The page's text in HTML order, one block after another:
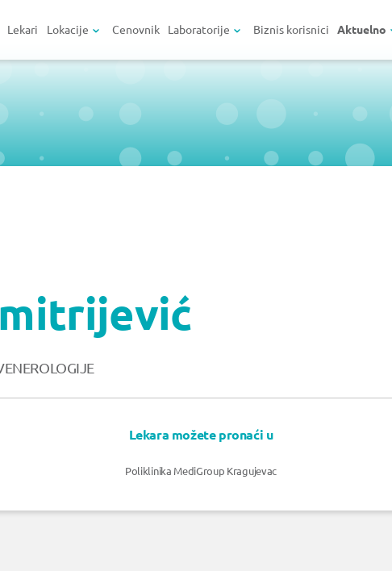
Lekari Lokacije Cenovnik Laboratorije Biznis korisnici Aktuelno
Lekara možete pronaći u
Poliklinika MediGroup Kragujevac